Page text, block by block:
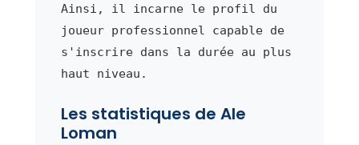
Ainsi, il incarne le profil du
joueur professionnel capable de
s'inscrire dans la durée au plus
haut niveau.
Les statistiques de Ale
Loman